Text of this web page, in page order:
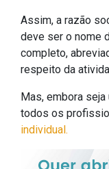
Assim, a razão
deve ser o nome
completo,
respeito da
Mas, embora
todos os
individual.